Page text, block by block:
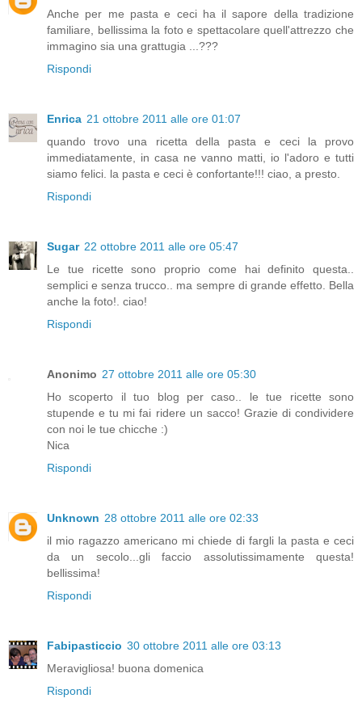
Anche per me pasta e ceci ha il sapore della tradizione
familiare, bellissima la foto e spettacolare quell'attrezzo che
immagino sia una grattugia ...???
Rispondi
Enrica 21 ottobre 2011 alle ore 01:07
quando trovo una ricetta della pasta e ceci la provo
immediatamente, in casa ne vanno matti, io l'adoro e tutti
siamo felici. la pasta e ceci è confortante!!! ciao, a presto.
Rispondi
Sugar 22 ottobre 2011 alle ore 05:47
Le tue ricette sono proprio come hai definito questa..
semplici e senza trucco.. ma sempre di grande effetto. Bella
anche la foto!. ciao!
Rispondi
Anonimo 27 ottobre 2011 alle ore 05:30
Ho scoperto il tuo blog per caso.. le tue ricette sono
stupende e tu mi fai ridere un sacco! Grazie di condividere
con noi le tue chicche :)
Nica
Rispondi
Unknown 28 ottobre 2011 alle ore 02:33
il mio ragazzo americano mi chiede di fargli la pasta e ceci
da un secolo...gli faccio assolutissimamente questa!
bellissima!
Rispondi
Fabipasticcio 30 ottobre 2011 alle ore 03:13
Meravigliosa! buona domenica
Rispondi